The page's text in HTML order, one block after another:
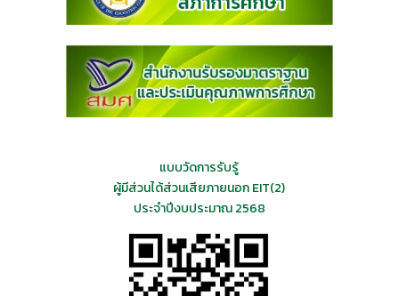
แบบวัดการรับรู้
ผู้มีส่วนได้ส่วนเสียภายนอก EIT(2)
ประจำปีงบประมาณ 2568